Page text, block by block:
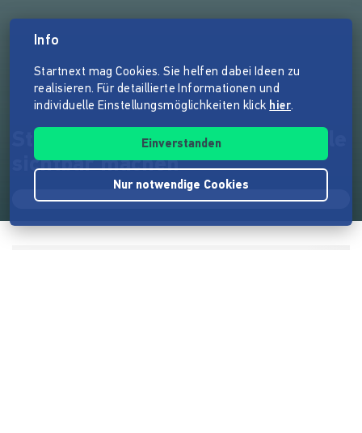
St. Pauli Verblendet – Schicksale
sichtbar machen
Info
Startnext mag Cookies. Sie helfen dabei Ideen zu
realisieren. Für detaillierte Informationen und
individuelle Einstellungsmöglichkeiten klick hier.
Einverstanden
Nur notwendige Cookies